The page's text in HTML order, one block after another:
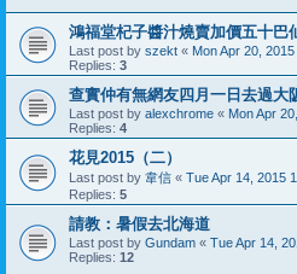
鴻福堂杞子醬汁燒賣加價五十巴
Last post by szekt « Mon Apr 20,
Replies: 3
查實仲有無網友四月一日去過大
Last post by alexchrome « Mon Apr
Replies: 4
花見2015（二）
Last post by 韋信 « Tue Apr 14, 2015
Replies: 5
請教：暑假去北海道
Last post by Gundam « Tue Apr 14,
Replies: 12